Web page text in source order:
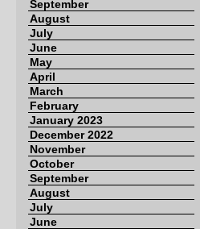
September
August
July
June
May
April
March
February
January 2023
December 2022
November
October
September
August
July
June